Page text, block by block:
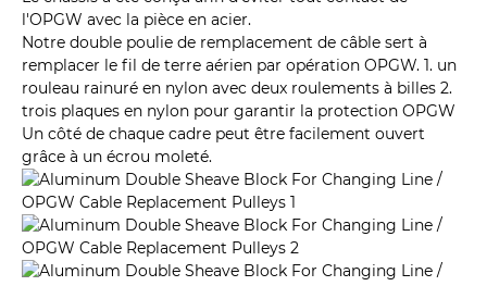
l'OPGW avec la pièce en acier.
Notre double poulie de remplacement de câble sert à
remplacer le fil de terre aérien par opération OPGW. 1. un
rouleau rainuré en nylon avec deux roulements à billes 2.
trois plaques en nylon pour garantir la protection OPGW
Un côté de chaque cadre peut être facilement ouvert
grâce à un écrou moleté.